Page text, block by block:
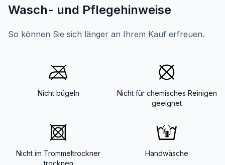
Wasch- und Pflegehinweise
So können Sie sich länger an Ihrem Kauf erfreuen.
Nicht bügeln
Nicht für chemisches Reinigen
geeignet
Nicht im Trommeltrockner
trocknen
Handwäsche